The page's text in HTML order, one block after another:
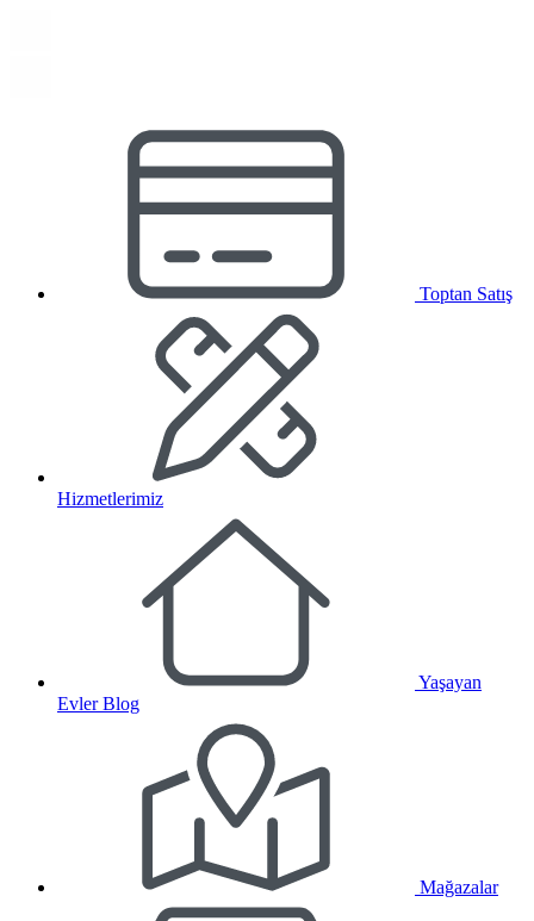
Toptan Satış
Hizmetlerimiz
Yaşayan
Evler Blog
Mağazalar